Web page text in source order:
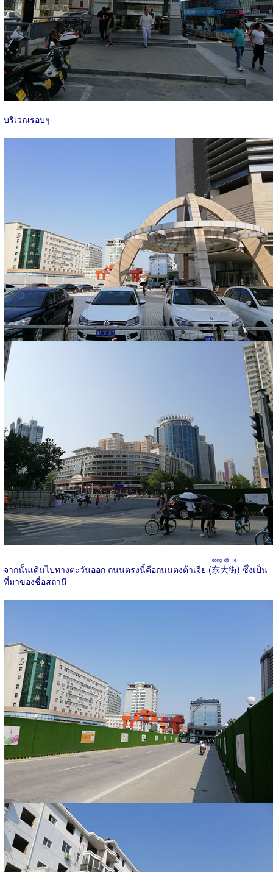
บริเวณรอบๆ
จากนั้นเดินไปทางตะวันออก ถนนตรงนี้คือถนนตงต้าเจีย (东大街
dōng dà jiē
) ซึ่งเป็น
ที่มาของชื่อสถานี